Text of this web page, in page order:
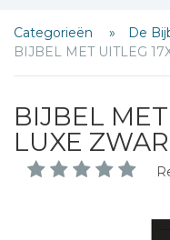
Categorieën De
BIJBEL MET UITLEG
BIJBEL
LUXE